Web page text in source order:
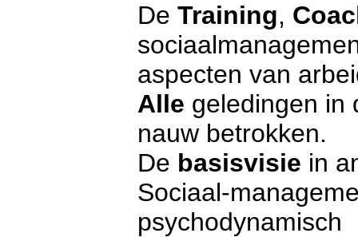
De Training,
aspecten van
Alle geledingen in
nauw betrokken.
De basisvisie in
Sociaal-
psychodynamisch